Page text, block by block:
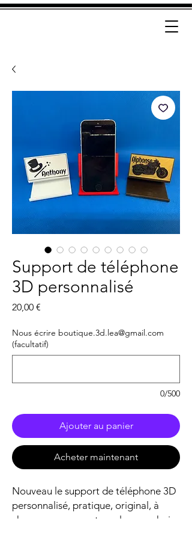
Support de téléphone
3D personnalisé
20,00 €
Nous écrire boutique.3d.lea@gmail.com
(facultatif)
0/500
Ajouter au panier
Acheter maintenant
Nouveau le support de téléphone 3D
personnalisé, pratique, original, à
chacun son support, couleur au choix,